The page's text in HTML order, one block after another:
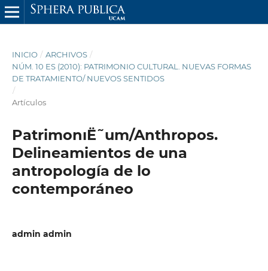
INICIO / ARCHIVOS /
NÚM. 10 ES (2010): PATRIMONIO CULTURAL. NUEVAS FORMAS
DE TRATAMIENTO/ NUEVOS SENTIDOS
/
Artículos
PatrimonıË˜um/Anthropos.
Delineamientos de una
antropología de lo
contemporáneo
admin admin